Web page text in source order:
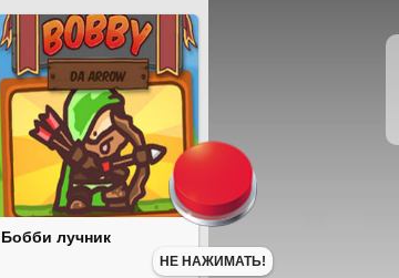
Бобби лучник
НЕ НАЖИМАТЬ!